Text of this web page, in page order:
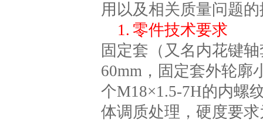
用以及相关质量问题
1. 零件技术要求
固定套（又名内花键
60mm，固定套外轮廓
个M18×1.5-7H的内螺
体调质处理，硬度要